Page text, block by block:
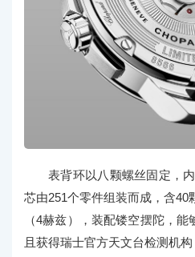
表背环以八颗螺丝固定，
芯由251个零件组装而成，含40
（4赫兹），装配镂空摆陀，
且获得瑞士官方天文台检测机